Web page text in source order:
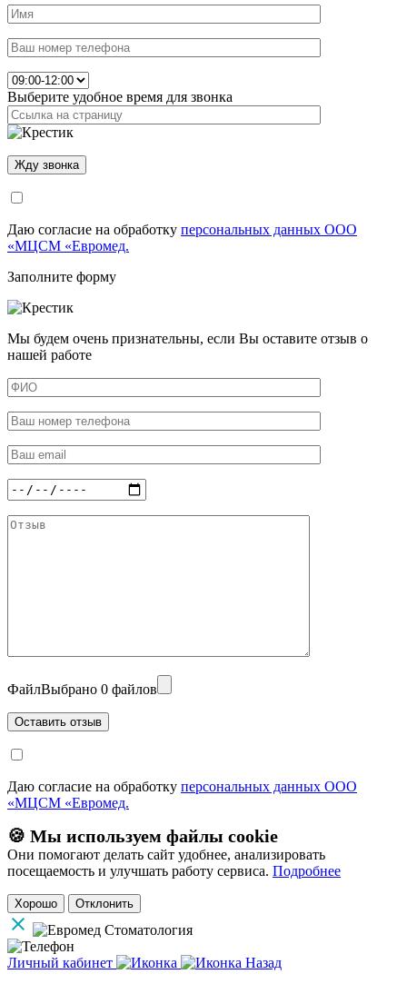
Выберите удобное время для звонка
Даю согласие на обработку персональных данных ООО
«МЦСМ «Евромед.
Заполните форму
Мы будем очень признательны, если Вы оставите отзыв о
нашей работе
ФайлВыбрано 0 файлов
Даю согласие на обработку персональных данных ООО
«МЦСМ «Евромед.
🍪 Мы используем файлы cookie
Они помогают делать сайт удобнее, анализировать
посещаемость и улучшать работу сервиса. Подробнее
Хорошо Отклонить
Личный кабинет
Назад